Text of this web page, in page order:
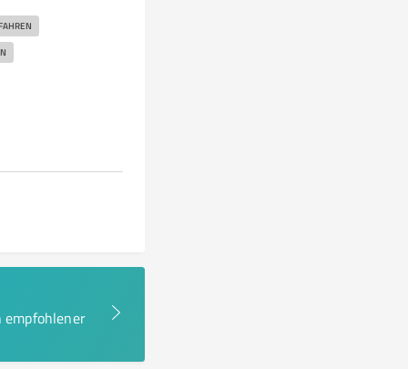
empfohlener